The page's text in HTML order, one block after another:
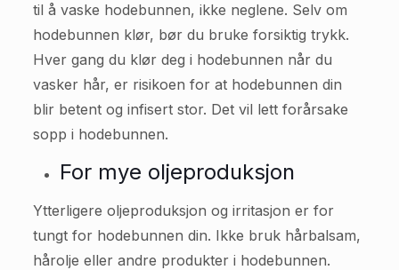
til å vaske hodebunnen, ikke neglene. Selv om
hodebunnen klør, bør du bruke forsiktig trykk.
Hver gang du klør deg i hodebunnen når du
vasker hår, er risikoen for at hodebunnen din
blir betent og infisert stor. Det vil lett forårsake
sopp i hodebunnen.
For mye oljeproduksjon
Ytterligere oljeproduksjon og irritasjon er for
tungt for hodebunnen din. Ikke bruk hårbalsam,
hårolje eller andre produkter i hodebunnen.